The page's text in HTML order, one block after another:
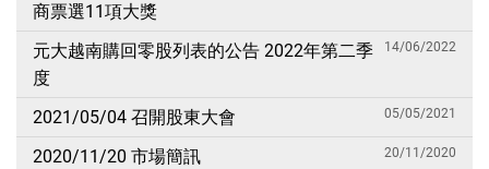
商票選11項大獎
元大越南購回零股列表的公告 2022年第二季
度
14/06/2022
2021/05/04 召開股東大會 05/05/2021
2020/11/20 市場簡訊 20/11/2020